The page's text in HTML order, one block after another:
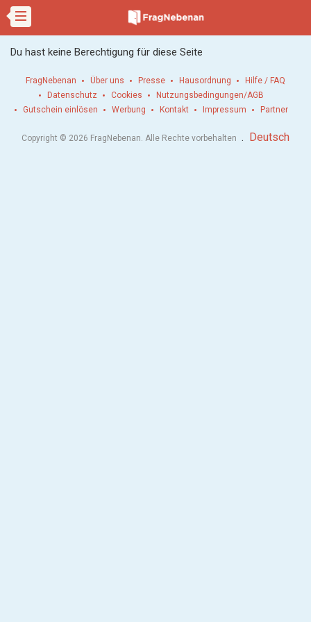
Du hast keine Berechtigung für diese Seite
FragNebenan Über uns Presse Hausordnung
Hilfe / FAQ
Datenschutz
Cookies
Nutzungsbedingungen/AGB
Gutschein einlösen
Werbung Kontakt Impressum Partner
Copyright © 2026 FragNebenan. Alle Rechte vorbehalten . Deutsch